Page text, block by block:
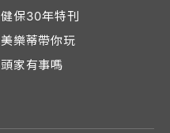
健保30年特刊
美樂蒂帶你玩
頭家有事嗎